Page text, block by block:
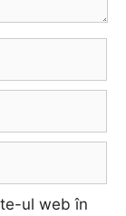
ul web în